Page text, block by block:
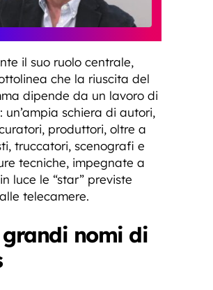
il suo ruolo centrale,
che la riuscita del
dipende da un lavoro di
un’ampia schiera di autori,
produttori, oltre a
truccatori, scenografi e
tecniche, impegnate a
luce le “star” previste
telecamere.
nomi di